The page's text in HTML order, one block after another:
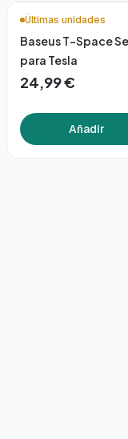
Últimas unidades
Baseus T-Space
para Tesla
24,99 €
Añadir